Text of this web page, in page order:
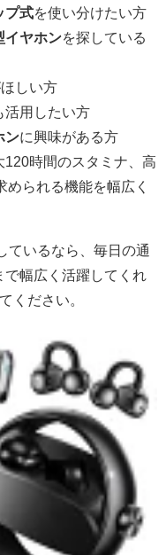
プ式を使い分けたい方
イヤホンを探している
しい方
活用したい方
ンに興味がある方
時間のスタミナ、高
られる機能を幅広く
ているなら、毎日の通
幅広く活躍してくれ
ください。